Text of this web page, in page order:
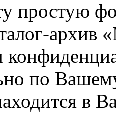
простую
архив
по
в